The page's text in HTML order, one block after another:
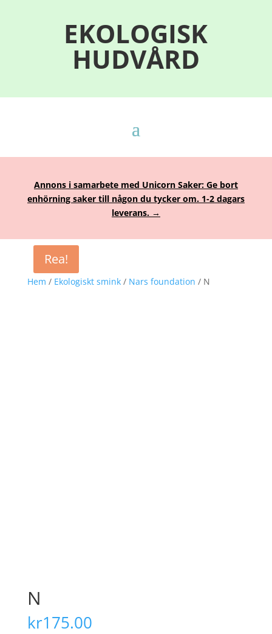
EKOLOGISK
HUDVÅRD
Annons i samarbete med Unicorn Saker: Ge bort
enhörning saker till någon du tycker om. 1-2 dagars
leverans. →
Hem / Ekologiskt smink/ Nars foundation / N
N
kr175.00
Rea!